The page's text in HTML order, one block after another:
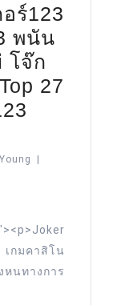
ร์123
พนัน
โจ๊ก
27
123
Zachary
กมคาสิโน
หนทางการ